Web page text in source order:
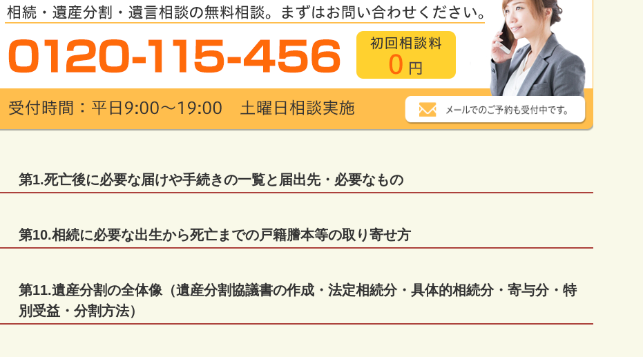
第1.死亡後に必要な届けや手続きの一覧と届出先・必要なもの
第10.相続に必要な出生から死亡までの戸籍謄本等の取り寄せ方
第11.遺産分割の全体像（遺産分割協議書の作成・法定相続分・具体的相続分・寄与分・特
別受益・分割方法）